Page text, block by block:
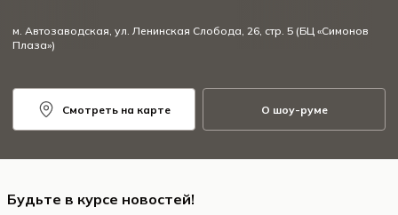
м. Автозаводская, ул. Ленинская Слобода, 26, стр. 5 (БЦ «Симонов
Плаза»)
Смотреть на карте О шоу-руме
Будьте в курсе новостей!